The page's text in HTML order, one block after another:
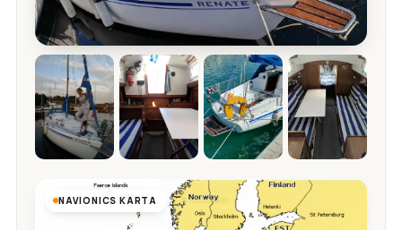
NAVIONICS KARTA